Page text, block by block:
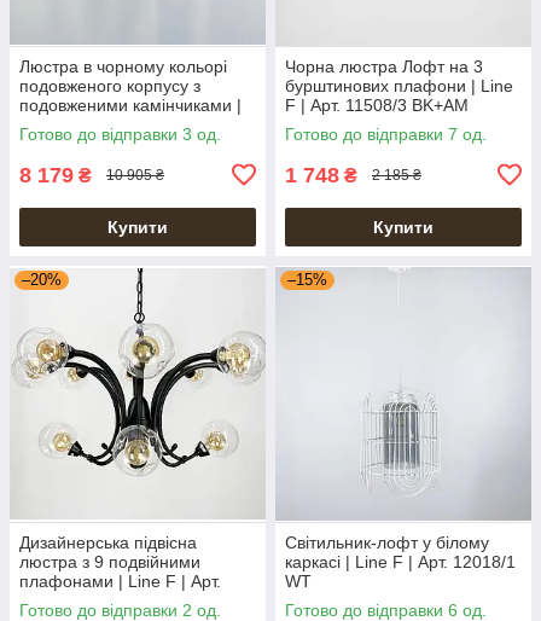
Люстра в чорному кольорі
подовженого корпусу з
подовженими камінчиками |
Line F | Арт. MD2008-B L
Готово до відправки 3 од.
8 179 ₴ 10 905 ₴
Купити
Чорна люстра Лофт на 3
бурштинових плафони | Line
F | Арт. 11508/3 BK+AM
Готово до відправки 7 од.
1 748 ₴ 2 185 ₴
Купити
–20%
Дизайнерська підвісна
люстра з 9 подвійними
плафонами | Line F | Арт.
ZL1427/8+4
Готово до відправки 2 од.
–15%
Світильник-лофт у білому
каркасі | Line F | Арт. 12018/1
WT
Готово до відправки 6 од.